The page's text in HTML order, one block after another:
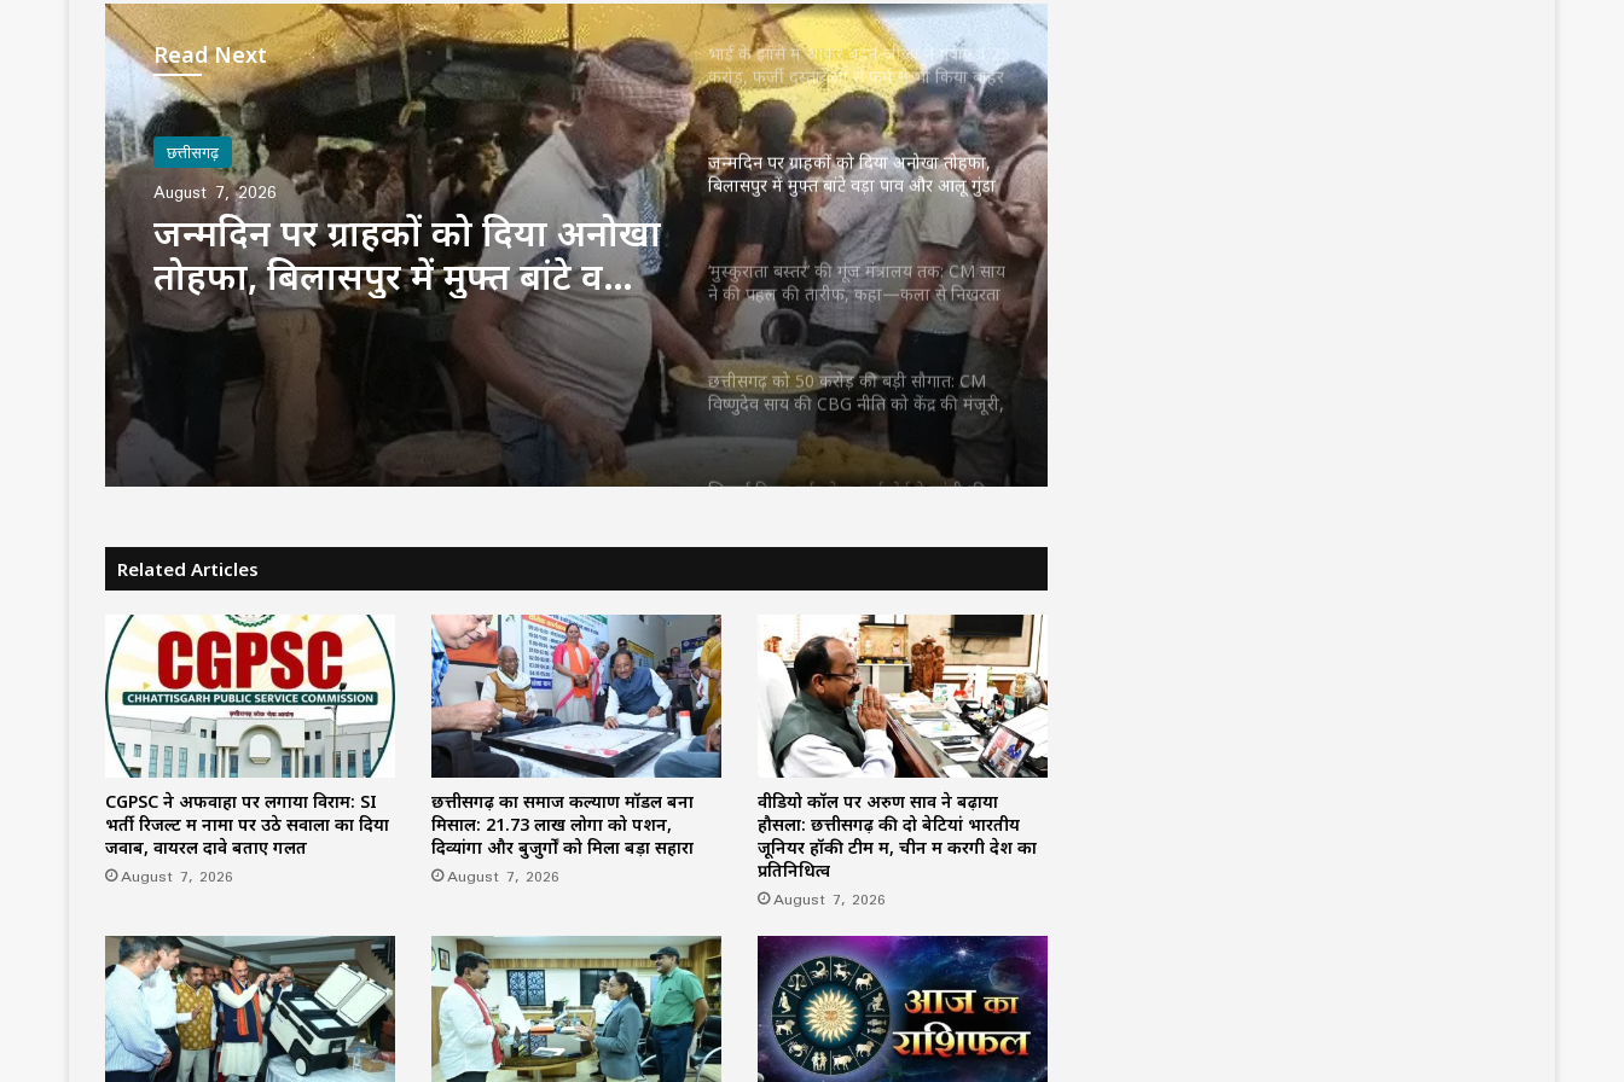
Read Next
छत्तीसगढ़
August 7, 2026
‘मुस्कुराता बस्तर’ की गूंज मंत्रालय
तक: CM साय ने की पहल की
तारीफ, कहा—कला से निखरता है
बच्चों का व्यक्तित्व
जन्मदिन पर ग्राहकों को दिया अनोखा तोहफा,
बिलासपुर में मुफ्त बांटे वड़ा पाव और आलू गुंडा
‘मुस्कुराता बस्तर’ की गूंज मंत्रालय तक: CM साय
ने की पहल की तारीफ, कहा—कला से निखरता
है बच्चों का व्यक्तित्व
छत्तीसगढ़ को 50 करोड़ की बड़ी सौगात: CM
विष्णुदेव साय की CBG नीति को केंद्र की मंजूरी,
देश में पहला राज्य बना
भिलाई ट्रिपल मर्डर केस: हाईकोर्ट ने फांसी की
सजा बदली, अब आखिरी सांस तक जेल में रहेगा
भाई के झांसे में आकर बहन-जीजा ने गंवाए 1.25
बिलासपुर में मुफ्त बांटे वड़ा पाव और आलू गुंडा
‘मुस्कुराता बस्तर’ की गूंज मंत्रालय तक: CM साय
ने की पहल की तारीफ, कहा—कला से निखरता
है बच्चों का व्यक्तित्व
छत्तीसगढ़ को 50 करोड़ की बड़ी सौगात: CM
विष्णुदेव साय की CBG नीति को केंद्र की मंजूरी,
देश में पहला राज्य बना
Related Articles
CGPSC ने अफवाहों पर लगाया विराम: SI
भर्ती रिजल्ट में नामों पर उठे सवालों का दिया
जवाब, वायरल दावे बताए गलत
August 7, 2026
छत्तीसगढ़ का समाज कल्याण मॉडल बना
मिसाल: 21.73 लाख लोगों को पेंशन,
दिव्यांगों और बुजुर्गों को मिला बड़ा सहारा
August 7, 2026
वीडियो कॉल पर अरुण साव ने बढ़ाया
हौसला: छत्तीसगढ़ की दो बेटियां भारतीय
जूनियर हॉकी टीम में, चीन में करेंगी देश का
प्रतिनिधित्व
August 7, 2026